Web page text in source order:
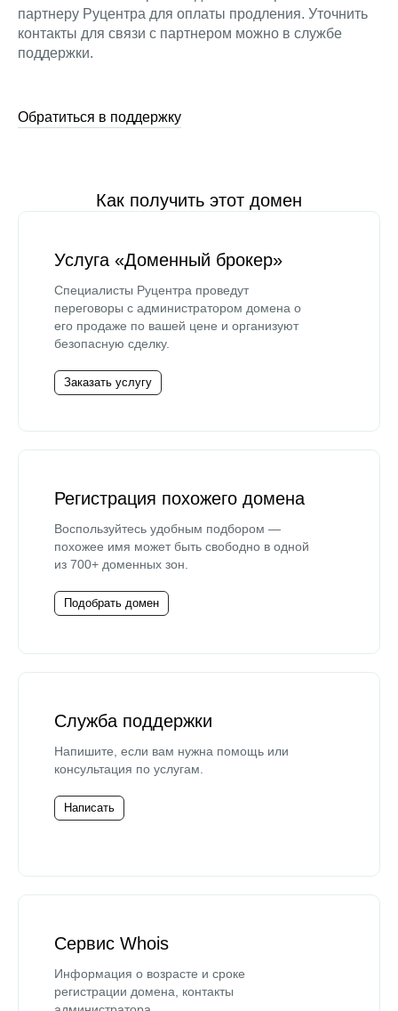
партнеру Руцентра для оплаты продления. Уточнить
контакты для связи с партнером можно в службе
поддержки.
Обратиться в поддержку
Как получить этот домен
Услуга «Доменный брокер»
Специалисты Руцентра проведут
переговоры с администратором домена о
его продаже по вашей цене и организуют
безопасную сделку.
Заказать услугу
Регистрация похожего домена
Воспользуйтесь удобным подбором —
похожее имя может быть свободно в одной
из 700+ доменных зон.
Подобрать домен
Служба поддержки
Напишите, если вам нужна помощь или
консультация по услугам.
Написать
Сервис Whois
Информация о возрасте и сроке
регистрации домена, контакты